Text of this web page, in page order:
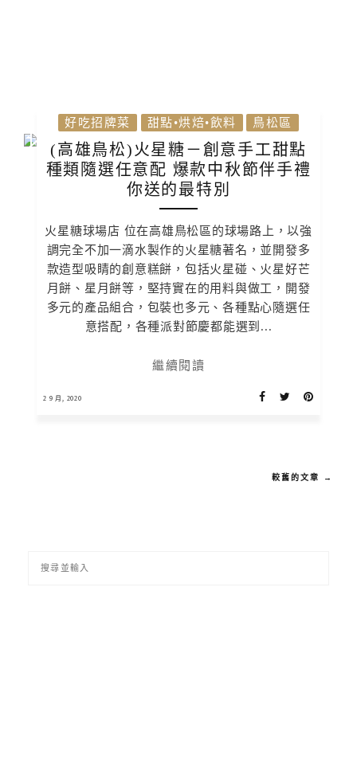
好吃招牌菜 甜點•烘焙•飲料 鳥松區
(高雄鳥松)火星糖－創意手工甜點
種類隨選任意配 爆款中秋節伴手禮
你送的最特別
火星糖球場店 位在高雄鳥松區的球場路上，以強
調完全不加一滴水製作的火星糖著名，並開發多
款造型吸睛的創意糕餅，包括火星碰、火星好芒
月餅、星月餅等，堅持實在的用料與做工，開發
多元的產品組合，包裝也多元、各種點心隨選任
意搭配，各種派對節慶都能選到...
繼續閱讀
2 9 月, 2020
較舊的文章 →